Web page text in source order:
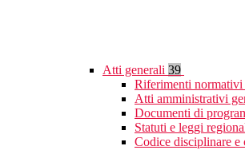
Atti generali 39
Riferimenti normativi
Atti amministrativi
Documenti di
Statuti e leggi
Codice disciplinare e